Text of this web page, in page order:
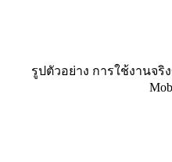
รูปตัวอย่าง การใช้งานจ